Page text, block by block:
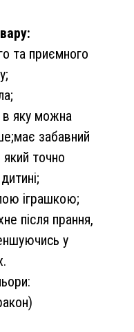
та приємного
яку можна
забавний
точно
іграшкою;
після прання,
у